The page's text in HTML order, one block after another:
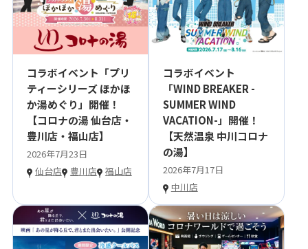
コラボイベント「プリ
ティーシリーズ ほかほ
か湯めぐり」開催！
【コロナの湯 仙台店・
豊川店・福山店】
2026年7月23日
仙台店
豊川店 福山店
コラボイベント
「WIND BREAKER -
SUMMER WIND
VACATION-」開催！
【天然温泉 中川コロナ
の湯】
2026年7月17日
中川店